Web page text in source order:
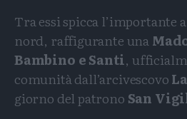
Tra essi spicca l’importante
nord, raffigurante una
Bambino e Santi,
comunità dall’arcivescovo
giorno del patrono San